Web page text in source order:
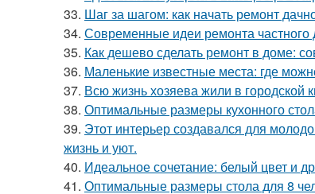
33. Шаг за шагом: как начать ремонт
34. Современные идеи ремонта
35. Как дешево сделать ремонт в доме:
36. Маленькие известные места: где
37. Всю жизнь хозяева жили в городской
38. Оптимальные размеры кухонного
39. Этот интерьер создавался для
жизнь и уют.
40. Идеальное сочетание: белый цвет и
41. Оптимальные размеры стола для 8